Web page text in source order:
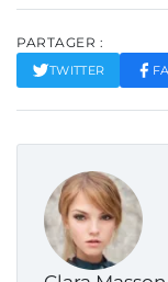
PARTAGER :
TWITTER